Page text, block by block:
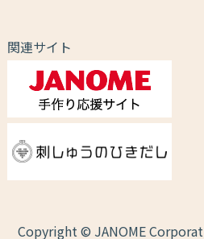
関連サイト
Copyright © JANOME